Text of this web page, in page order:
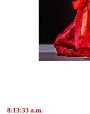
8:13:33 a.m.